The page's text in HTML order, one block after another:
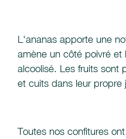
L'ananas apporte une
amène un côté poivré
alcoolisé. Les fruits sont
et cuits dans leur propre
Toutes nos confitures